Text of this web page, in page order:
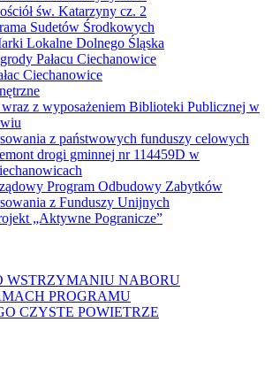
św. Katarzyny cz. 2
Sudetów Środkowych
Lokalne Dolnego Śląska
Pałacu Ciechanowice
Ciechanowice
z wyposażeniem Biblioteki Publicznej w
z państwowych funduszy celowych
drogi gminnej nr 114459D w
Program Odbudowy Zabytków
z Funduszy Unijnych
„Aktywne Pogranicze”